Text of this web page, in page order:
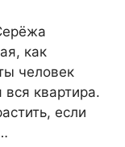
как
человек
квартира.
если